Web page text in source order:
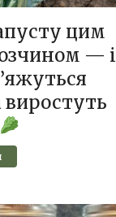
цим
— і